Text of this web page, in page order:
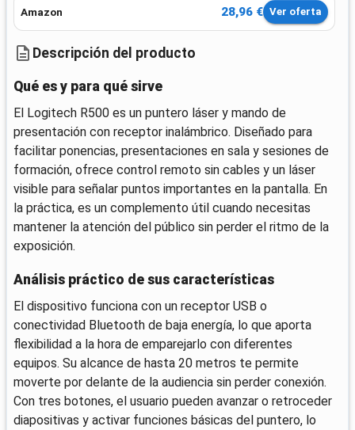
Amazon 28,96 € Ver oferta
Descripción del producto
Qué es y para qué sirve
El Logitech R500 es un puntero láser y mando de
presentación con receptor inalámbrico. Diseñado para
facilitar ponencias, presentaciones en sala y sesiones de
formación, ofrece control remoto sin cables y un láser
visible para señalar puntos importantes en la pantalla. En
la práctica, es un complemento útil cuando necesitas
mantener la atención del público sin perder el ritmo de la
exposición.
Análisis práctico de sus características
El dispositivo funciona con un receptor USB o
conectividad Bluetooth de baja energía, lo que aporta
flexibilidad a la hora de emparejarlo con diferentes
equipos. Su alcance de hasta 20 metros te permite
moverte por delante de la audiencia sin perder conexión.
Con tres botones, el usuario pueden avanzar o retroceder
diapositivas y activar funciones básicas del puntero, lo